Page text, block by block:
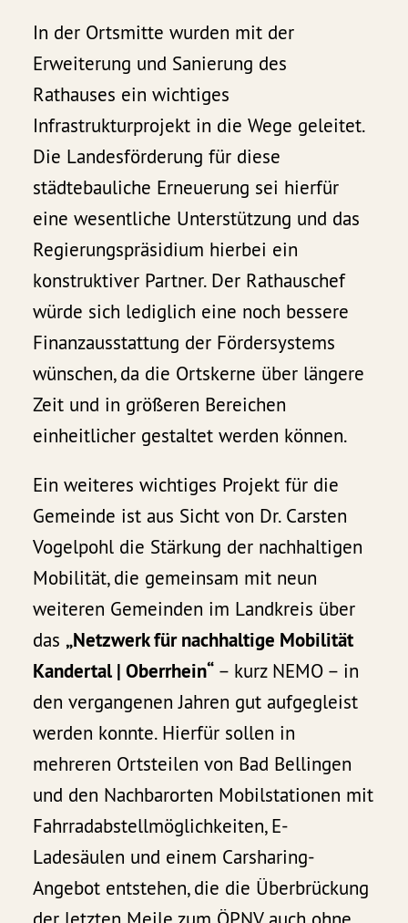
In der Ortsmitte wurden mit der
Erweiterung und Sanierung des
Rathauses ein wichtiges
Infrastrukturprojekt in die Wege geleitet.
Die Landesförderung für diese
städtebauliche Erneuerung sei hierfür
eine wesentliche Unterstützung und das
Regierungspräsidium hierbei ein
konstruktiver Partner. Der Rathauschef
würde sich lediglich eine noch bessere
Finanzausstattung der Fördersystems
wünschen, da die Ortskerne über längere
Zeit und in größeren Bereichen
einheitlicher gestaltet werden können.
Ein weiteres wichtiges Projekt für die
Gemeinde ist aus Sicht von Dr. Carsten
Vogelpohl die Stärkung der nachhaltigen
Mobilität, die gemeinsam mit neun
weiteren Gemeinden im Landkreis über
das„Netzwerk für nachhaltige Mobilität
Kandertal | Oberrhein“ – kurz NEMO – in
den vergangenen Jahren gut aufgegleist
werden konnte. Hierfür sollen in
mehreren Ortsteilen von Bad Bellingen
und den Nachbarorten Mobilstationen mit
Fahrradabstellmöglichkeiten, E-
Ladesäulen und einem Carsharing-
Angebot entstehen, die die Überbrückung